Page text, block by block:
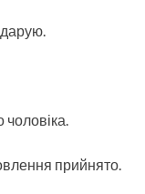
прийнято.